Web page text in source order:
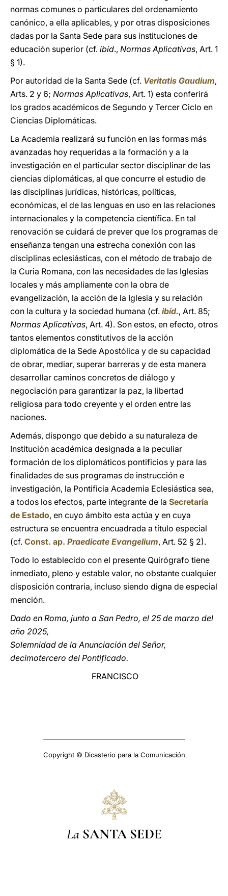
normas comunes o particulares del ordenamiento
canónico, a ella aplicables, y por otras disposiciones
dadas por la Santa Sede para sus instituciones de
educación superior (cf. ibíd., Normas Aplicativas, Art. 1
§ 1).
Por autoridad de la Santa Sede (cf. Veritatis Gaudium,
Arts. 2 y 6; Normas Aplicativas, Art. 1) esta conferirá
los grados académicos de Segundo y Tercer Ciclo en
Ciencias Diplomáticas.
La Academia realizará su función en las formas más
avanzadas hoy requeridas a la formación y a la
investigación en el particular sector disciplinar de las
ciencias diplomáticas, al que concurre el estudio de
las disciplinas jurídicas, históricas, políticas,
económicas, el de las lenguas en uso en las relaciones
internacionales y la competencia científica. En tal
renovación se cuidará de prever que los programas de
enseñanza tengan una estrecha conexión con las
disciplinas eclesiásticas, con el método de trabajo de
la Curia Romana, con las necesidades de las Iglesias
locales y más ampliamente con la obra de
evangelización, la acción de la Iglesia y su relación
con la cultura y la sociedad humana (cf. ibíd., Art. 85;
Normas Aplicativas, Art. 4). Son estos, en efecto, otros
tantos elementos constitutivos de la acción
diplomática de la Sede Apostólica y de su capacidad
de obrar, mediar, superar barreras y de esta manera
desarrollar caminos concretos de diálogo y
negociación para garantizar la paz, la libertad
religiosa para todo creyente y el orden entre las
naciones.
Además, dispongo que debido a su naturaleza de
Institución académica designada a la peculiar
formación de los diplomáticos pontificios y para las
finalidades de sus programas de instrucción e
investigación, la Pontificia Academia Eclesiástica sea,
a todos los efectos, parte integrante de la Secretaría
de Estado, en cuyo ámbito esta actúa y en cuya
estructura se encuentra encuadrada a título especial
(cf. Const. ap. Praedicate Evangelium, Art. 52 § 2).
Todo lo establecido con el presente Quirógrafo tiene
inmediato, pleno y estable valor, no obstante cualquier
disposición contraria, incluso siendo digna de especial
mención.
Dado en Roma, junto a San Pedro, el 25 de marzo del
año 2025,
Solemnidad de la Anunciación del Señor,
decimotercero del Pontificado.
FRANCISCO
Copyright © Dicasterio para la Comunicación
La SANTA SEDE